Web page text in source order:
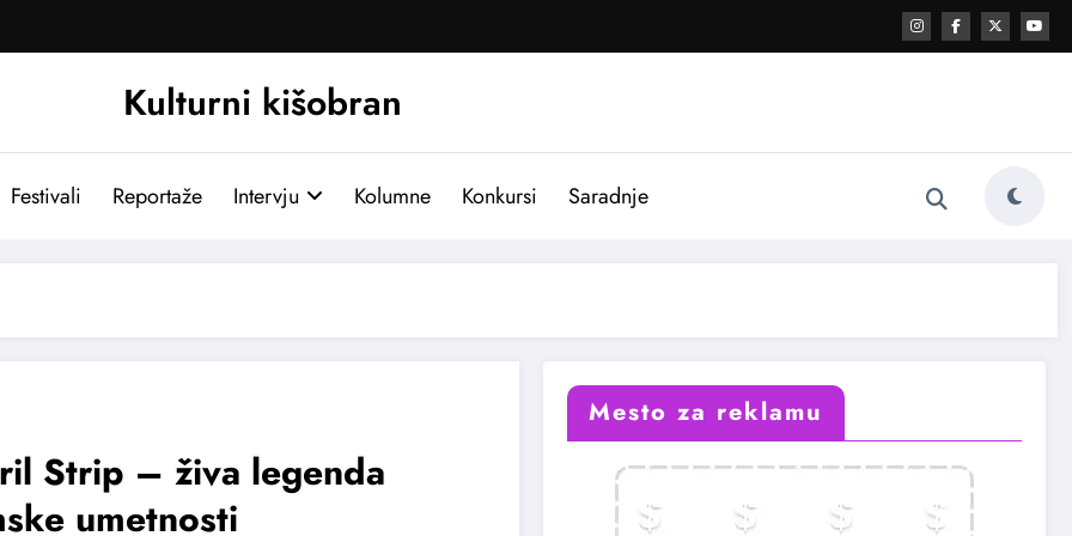
Kulturni kišobran
Festivali Reportaže Intervju Kolumne Konkursi Saradnje
Strip – živa legenda
umetnosti
Mesto za reklamu